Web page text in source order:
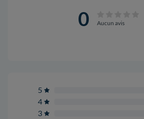
0 Aucun avis
5
4
3